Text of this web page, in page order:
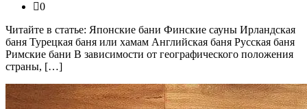
0
Читайте в статье: Японские бани Финские сауны Ирландская
баня Турецкая баня или хамам Английская баня Русская баня
Римские бани В зависимости от географического положения
страны, […]